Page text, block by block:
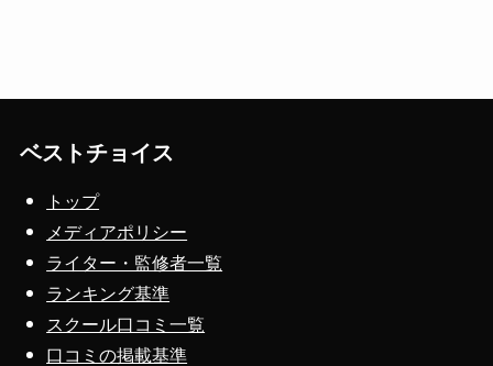
ベストチョイス
トップ
メディアポリシー
ライター・監修者一覧
ランキング基準
スクール口コミ一覧
口コミの掲載基準